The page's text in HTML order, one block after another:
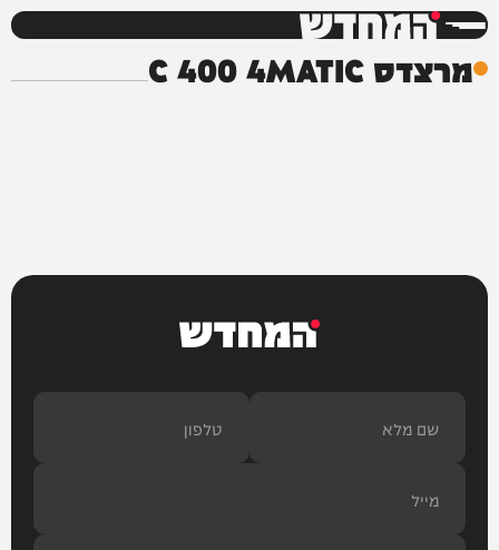
המחדש
מרצדס C 400 4MATIC
המחדש